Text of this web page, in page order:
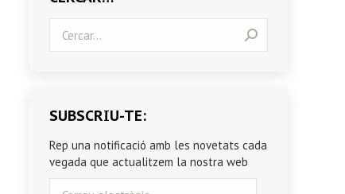
SUBSCRIU-TE:
Rep una notificació amb les novetats cada
vegada que actualitzem la nostra web